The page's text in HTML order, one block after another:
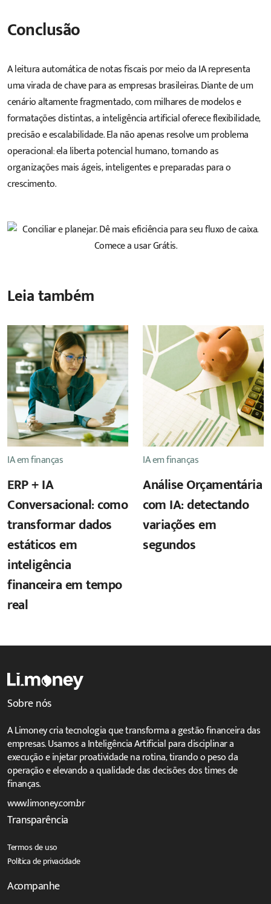
Conclusão
A leitura automática de notas fiscais por meio da IA representa
uma virada de chave para as empresas brasileiras. Diante de um
cenário altamente fragmentado, com milhares de modelos e
formatações distintas, a inteligência artificial oferece flexibilidade,
precisão e escalabilidade. Ela não apenas resolve um problema
operacional: ela liberta potencial humano, tornando as
organizações mais ágeis, inteligentes e preparadas para o
crescimento.
Leia também
IA em finanças
ERP + IA
Conversacional: como
transformar dados
estáticos em
inteligência
financeira em tempo
real
IA em finanças
Análise Orçamentária
com IA: detectando
variações em
segundos
Sobre nós
A Limoney cria tecnologia que transforma a gestão financeira das
empresas. Usamos a Inteligência Artificial para disciplinar a
execução e injetar proatividade na rotina, tirando o peso da
operação e elevando a qualidade das decisões dos times de
finanças.
www.limoney.com.br
Transparência
Termos de uso
Política de privacidade
Acompanhe